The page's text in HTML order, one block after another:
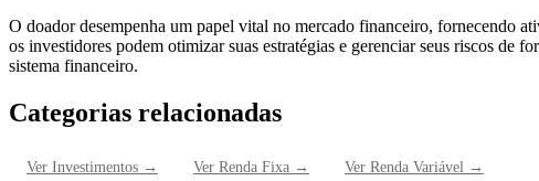
O doador desempenha um papel vital no mercado financeiro, fornecendo
os investidores podem otimizar suas estratégias e gerenciar seus riscos de
sistema financeiro.
Categorias relacionadas
Ver Investimentos → Ver Renda Fixa → Ver Renda Variável →